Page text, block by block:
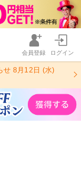
会員登録 ログイン
せ 8月12日 (水)